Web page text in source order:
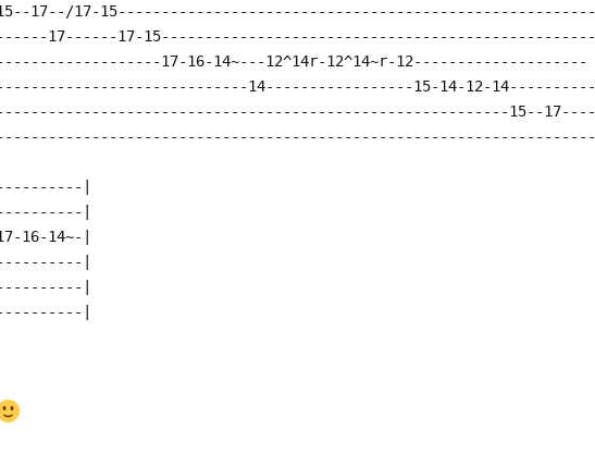
15--17--/17-15-------------------------------------------------------
17------17-15--------------------------------------------------
17-16-14~---12^14r-12^14~r-12--------------------
14-----------------15-14-12-14----------
15--17----
|
|
16-14~-|
|
|
|